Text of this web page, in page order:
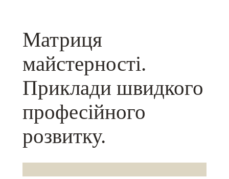
Матриця
майстерності.
Приклади швидкого
професійного
розвитку.